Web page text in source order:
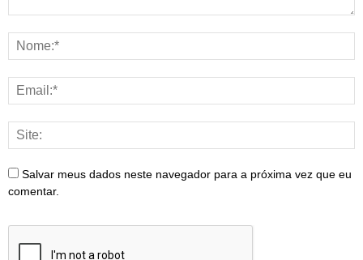
Salvar meus dados neste navegador para a próxima vez que eu
comentar.